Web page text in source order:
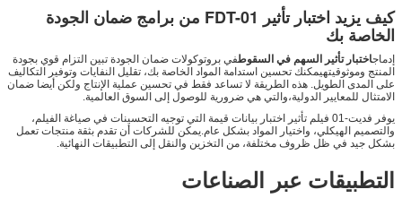
كيف يزيد اختبار تأثير FDT-01 من برامج ضمان الجودة
الخاصة بك
إدماجاختبار تأثير السهم في السقوطفي بروتوكولات ضمان الجودة تبين التزام قوي بجودة
المنتج وموثوقيتهيمكنك تحسين استدامة المواد الخاصة بك، تقليل النفايات وتوفير التكاليف
على المدى الطويل. هذه الطريقة لا تساعد فقط في تحسين عملية الإنتاج ولكن أيضا ضمان
الامتثال للمعايير الدولية،والتي هي ضرورية للوصول إلى السوق العالمية.
يوفر فديت-01 فيلم تأثير اختبار بيانات قيمة التي توجيه التحسينات في صياغة الفيلم،
والتصميم الهيكلي، واختيار المواد بشكل عام.يمكن للشركات أن تقدم بثقة منتجات تعمل
بشكل جيد في ظل ظروف مختلفة، من التخزين والنقل إلى التطبيقات النهائية.
التطبيقات عبر الصناعات